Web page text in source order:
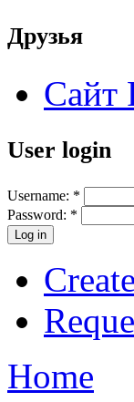
Друзья
Сайт
User login
Username: *
Password: *
Home